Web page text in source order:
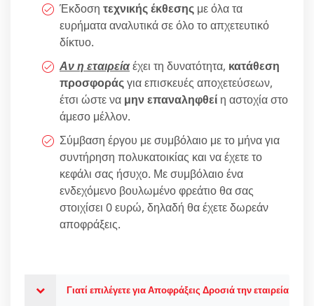
Έκδοση τεχνικής έκθεσης με όλα τα
ευρήματα αναλυτικά σε όλο το απχετευτικό
δίκτυο.
Αν η εταιρείαέχει τη δυνατότητα, κατάθεση
προσφοράςγια επισκευές αποχετεύσεων,
έτσι ώστε να μην επαναληφθεί η αστοχία στο
άμεσο μέλλον.
Σύμβαση έργου με συμβόλαιο με το μήνα για
συντήρηση πολυκατοικίας και να έχετε το
κεφάλι σας ήσυχο. Με συμβόλαιο ένα
ενδεχόμενο βουλωμένο φρεάτιο θα σας
στοιχίσει 0 ευρώ, δηλαδή θα έχετε δωρεάν
αποφράξεις.
Γιατί επιλέγετε για Αποφράξεις Δροσιά την εταιρεία